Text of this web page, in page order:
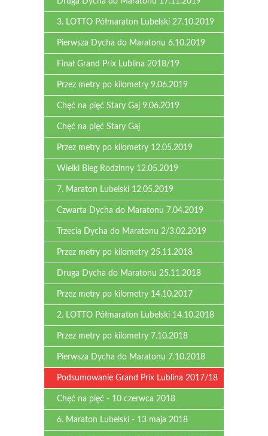
3. LOTTO Półmaraton Lubelski 27.10.2019
Pierwsza Dycha do Maratonu 6.10.2019
Finał Grand Prix Lublina 2018/19
Przez metry po kilometry 9.06.2019
Chęć na pięć Stary Gaj 9.06.2019
Chęć na pięć Stary Gaj
Przez metry po kilometry 12.05.2019
Wielki Bieg Rodzinny 12.05.2019
7. Maraton Lubelski 12.05.2019
Czwarta Dycha do Maratonu 7.04.2019
Trzecia Dycha do Maratonu 2/3.02.2019
Przez metry po kilometry 25.11.2018
Druga Dycha do Maratonu 25.11.2018
Przez metry po kilometry 14.10.2017
2. LOTTO Półmaraton Lubelski 14.10.2018
Przez metry po kilometry 7.10.2018
Pierwsza Dycha do Maratonu 7.10.2018
Podsumowanie Grand Prix Lublina 2017/18
Chęć na pięć - 10 czerwca 2018
6. Maraton Lubelski - 13 maja 2018